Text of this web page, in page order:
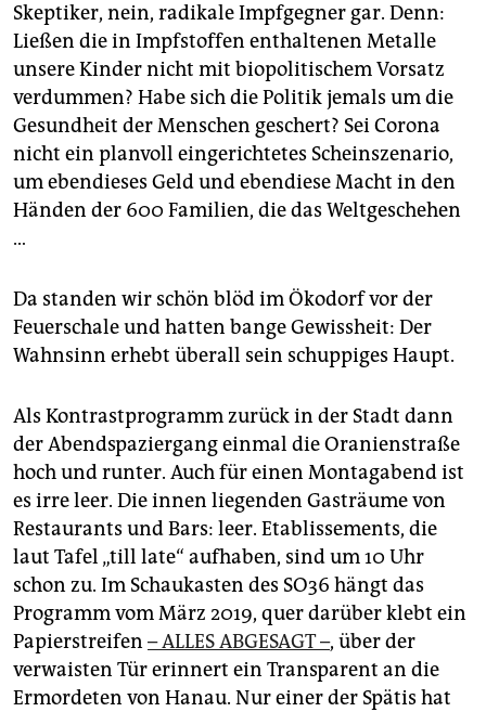
Skeptiker, nein, radikale Impfgegner gar. Denn:
Ließen die in Impfstoffen enthaltenen Metalle
unsere Kinder nicht mit biopolitischem Vorsatz
verdummen? Habe sich die Politik jemals um die
Gesundheit der Menschen geschert? Sei Corona
nicht ein planvoll eingerichtetes Scheinszenario,
um ebendieses Geld und ebendiese Macht in den
Händen der 600 Familien, die das Weltgeschehen
…
Da standen wir schön blöd im Ökodorf vor der
Feuerschale und hatten bange Gewissheit: Der
Wahnsinn erhebt überall sein schuppiges Haupt.
Als Kontrastprogramm zurück in der Stadt dann
der Abendspaziergang einmal die Oranienstraße
hoch und runter. Auch für einen Montagabend ist
es irre leer. Die innen liegenden Gasträume von
Restaurants und Bars: leer. Etablissements, die
laut Tafel „till late“ aufhaben, sind um 10 Uhr
schon zu. Im Schaukasten des SO36 hängt das
Programm vom März 2019, quer darüber klebt ein
Papierstreifen – ALLES ABGESAGT –, über der
verwaisten Tür erinnert ein Transparent an die
Ermordeten von Hanau. Nur einer der Spätis hat